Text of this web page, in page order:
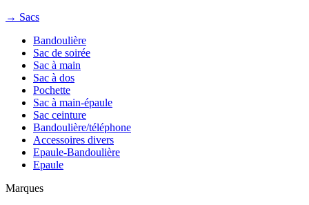
→ Sacs
Bandoulière
Sac de soirée
Sac à main
Sac à dos
Pochette
Sac à main-épaule
Sac ceinture
Bandoulière/téléphone
Accessoires divers
Epaule-Bandoulière
Epaule
Marques